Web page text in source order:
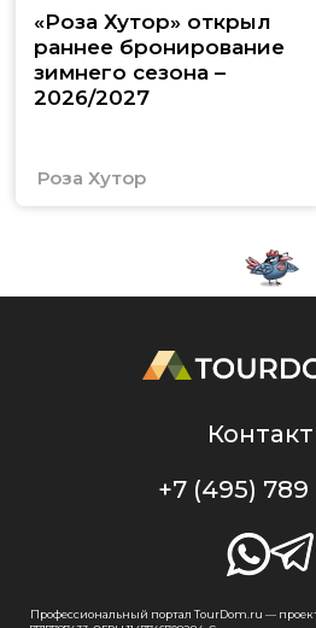
«Роза Хутор» открыл
раннее бронирование
зимнего сезона –
2026/2027
Роза Хутор
+7 (495) 789
Профессиональный портал TourDom.ru —